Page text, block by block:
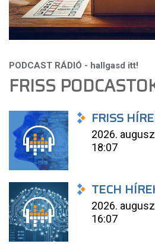
FRISS
FRISS
2026.
18:07
TECH
2026.
16:07